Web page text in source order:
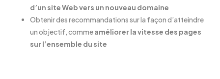
d’un site Web vers un nouveau domaine
Obtenir des recommandations sur la façon d’atteindre
un objectif, commeaméliorer la vitesse des pages
sur l’ensemble du site